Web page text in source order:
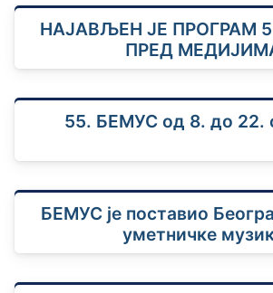
НАЈАВЉЕН ЈЕ ПРОГРАМ
ПРЕД
55. БЕМУС од 8. до 22.
БЕМУС је поставио
уметничке